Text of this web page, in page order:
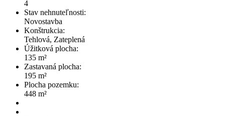
4
Stav nehnuteľnosti:
Novostavba
Konštrukcia:
Tehlová, Zateplená
Úžitková plocha:
135 m²
Zastavaná plocha:
195 m²
Plocha pozemku:
448 m²